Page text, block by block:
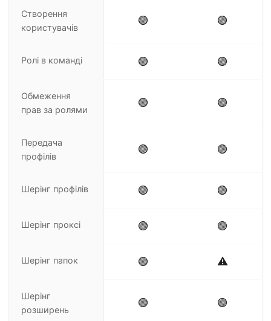
Створення
користувачів
🟢 🟢
Ролі в команді 🟢 🟢
Обмеження
прав за ролями
🟢 🟢
Передача
профілів
🟢 🟢
Шерінг профілів 🟢 🟢
Шерінг проксі 🟢 🟢
Шерінг папок 🟢 ⚠️
Шерінг
розширень
🟢 🟢